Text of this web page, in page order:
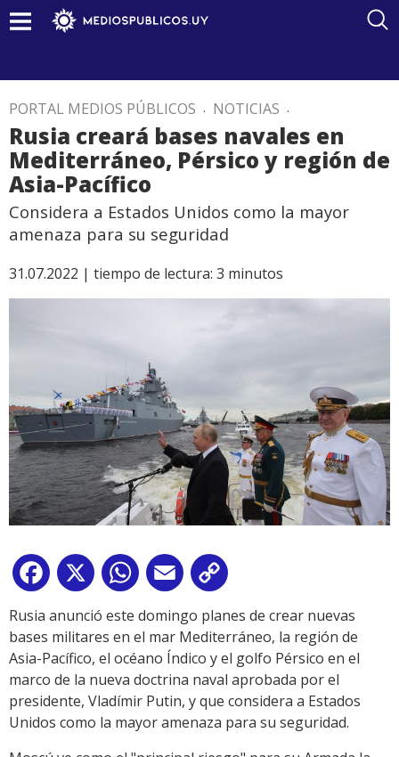
PORTAL MEDIOS PÚBLICOS . NOTICIAS .
Rusia creará bases navales en
Mediterráneo, Pérsico y región de
Asia-Pacífico
Considera a Estados Unidos como la mayor
amenaza para su seguridad
31.07.2022 | tiempo de lectura: 3 minutos
Facebook
X WhatsApp
Email
Link
Rusia anunció este domingo planes de crear nuevas
bases militares en el mar Mediterráneo, la región de
Asia-Pacífico, el océano Índico y el golfo Pérsico en el
marco de la nueva doctrina naval aprobada por el
presidente, Vladímir Putin, y que considera a Estados
Unidos como la mayor amenaza para su seguridad.